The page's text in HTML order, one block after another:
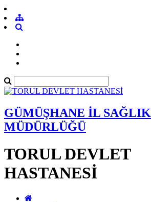
GÜMÜŞHANE İL SAĞLIK
MÜDÜRLÜĞÜ
TORUL DEVLET
HASTANESİ